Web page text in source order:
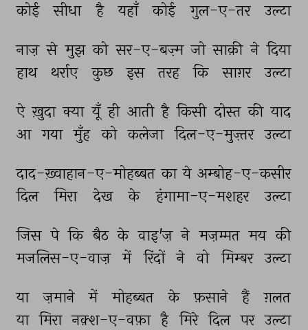
कोई
सीधा है यहाँ कोई गुल-ए-तर उल्टा
नाज़ से मुझ को सर-ए-बज़्म जो साक़ी ने दिया
हाथ
थर्राए कुछ इस तरह कि साग़र उल्टा
ऐ ख़ुदा क्या यूँ ही आती है किसी दोस्त की याद
आ गया मुँह को कलेजा दिल-ए-मुज़्तर उल्टा
दाद-ख़्वाहान-ए-मोहब्बत का ये अम्बोह-ए-कसीर
दिल
मिरा देख के हंगामा-ए-मशहर उल्टा
जिस पे कि बैठ के वाइ'ज़ ने मज़म्मत मय की
मजलिस-ए-वाज़ में रिंदों ने वो मिम्बर उल्टा
या ज़माने में मोहब्बत के फ़साने हैं
ग़लत
या मिरा नक़्श-ए-वफ़ा है मिरे दिल पर उल्टा